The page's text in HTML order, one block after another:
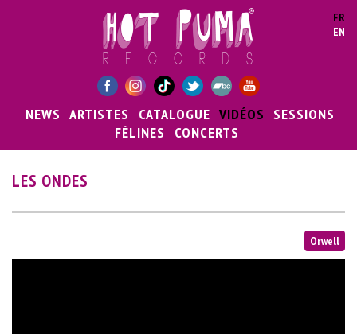
FR
EN
NEWS ARTISTES CATALOGUE VIDÉOS SESSIONS
FÉLINES
CONCERTS
LES ONDES
Orwell